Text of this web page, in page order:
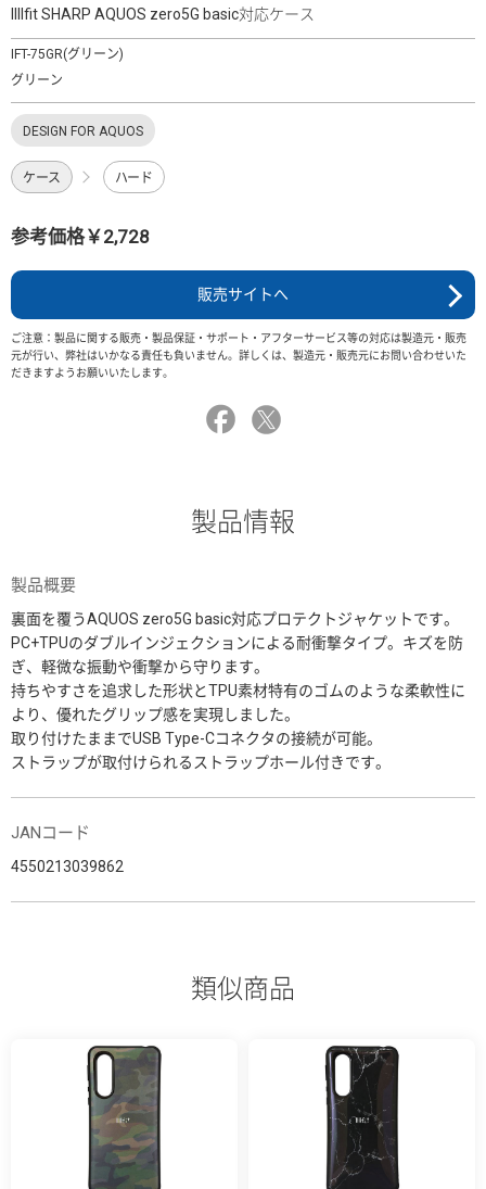
IIIIfit SHARP AQUOS zero5G basic対応ケース
IFT-75GR(グリーン)
グリーン
DESIGN FOR AQUOS
ケース ハード
参考価格￥2,728
販売サイトへ
ご注意：製品に関する販売・製品保証・サポート・アフターサービス等の対応は製造元・販売
元が行い、弊社はいかなる責任も負いません。詳しくは、製造元・販売元にお問い合わせいた
だきますようお願いいたします。
製品情報
製品概要
裏面を覆うAQUOS zero5G basic対応プロテクトジャケットです。
PC+TPUのダブルインジェクションによる耐衝撃タイプ。キズを防
ぎ、軽微な振動や衝撃から守ります。
持ちやすさを追求した形状とTPU素材特有のゴムのような柔軟性に
より、優れたグリップ感を実現しました。
取り付けたままでUSB Type-Cコネクタの接続が可能。
ストラップが取付けられるストラップホール付きです。
JANコード
4550213039862
類似商品